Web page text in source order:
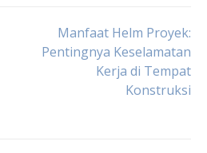
Manfaat Helm Proyek:
Pentingnya Keselamatan
Kerja di Tempat
Konstruksi